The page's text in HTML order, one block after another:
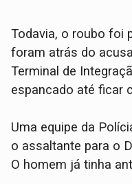
Todavia, o roubo foi
foram atrás do
Terminal de
espancado até ficar
Uma equipe da
o assaltante para o
O homem já tinha